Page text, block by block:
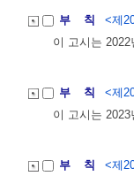
부 칙
<제
이 고시는
부 칙
<제
이 고시는
부 칙
<제